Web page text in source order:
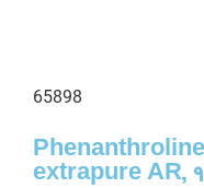
65898
1,10-
extrapure AR,